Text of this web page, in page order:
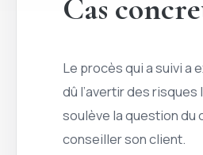
Cas
Le procès qui a suivi a
dû l’avertir des
soulève la question du
conseiller son client.